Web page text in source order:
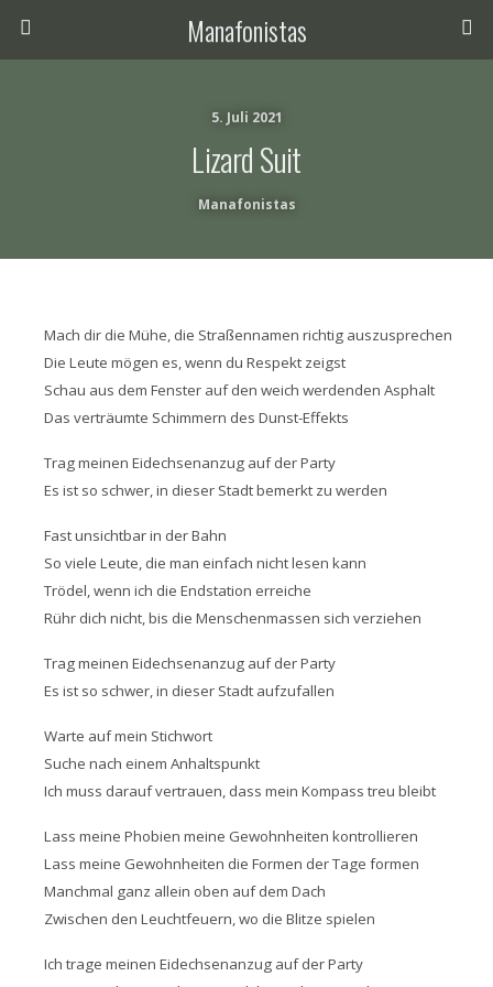
Manafonistas
5. Juli 2021
Lizard Suit
Manafonistas
Mach dir die Mühe, die Straßennamen richtig auszusprechen
Die Leute mögen es, wenn du Respekt zeigst
Schau aus dem Fenster auf den weich werdenden Asphalt
Das verträumte Schimmern des Dunst-Effekts
Trag meinen Eidechsenanzug auf der Party
Es ist so schwer, in dieser Stadt bemerkt zu werden
Fast unsichtbar in der Bahn
So viele Leute, die man einfach nicht lesen kann
Trödel, wenn ich die Endstation erreiche
Rühr dich nicht, bis die Menschenmassen sich verziehen
Trag meinen Eidechsenanzug auf der Party
Es ist so schwer, in dieser Stadt aufzufallen
Warte auf mein Stichwort
Suche nach einem Anhaltspunkt
Ich muss darauf vertrauen, dass mein Kompass treu bleibt
Lass meine Phobien meine Gewohnheiten kontrollieren
Lass meine Gewohnheiten die Formen der Tage formen
Manchmal ganz allein oben auf dem Dach
Zwischen den Leuchtfeuern, wo die Blitze spielen
Ich trage meinen Eidechsenanzug auf der Party